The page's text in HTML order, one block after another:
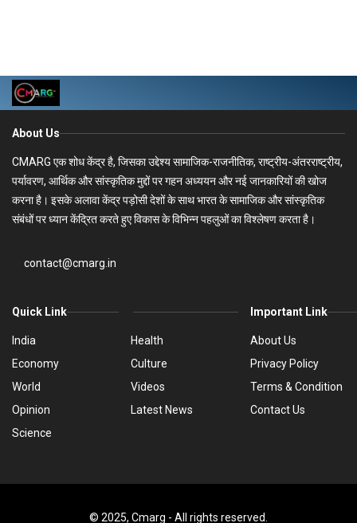
About Us
CMARG एक शोध केंद्र है, जिसका उद्देश्य सामाजिक-राजनीतिक, राष्ट्रीय-अंतरराष्ट्रीय,
पर्यावरण, आर्थिक और सांस्कृतिक मुद्दों पर गहन अध्ययन और नई जानकारियों की खोज
करना है। इसके अलावा केंद्र पड़ोसी देशों के साथ भारत के सामाजिक और सांस्कृतिक
संबंधों पर ध्यान केंद्रित करते हुए विकास के विभिन्न पहलुओं का विश्लेषण करता है।
contact@cmarg.in
Quick Link
India
Economy
World
Opinion
Science
Health
Culture
Videos
Latest News
Important Link
About Us
Privacy Policy
Terms & Condition
Contact Us
© 2025, Cmarg - All rights reserved.